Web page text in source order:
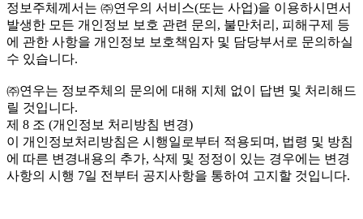
정보주체께서는 ㈜연우의 서비스(또는 사업)을 이용하시면서
발생한 모든 개인정보 보호 관련 문의, 불만처리, 피해구제 등
에 관한 사항을 개인정보 보호책임자 및 담당부서로 문의하실
수 있습니다.
㈜연우는 정보주체의 문의에 대해 지체 없이 답변 및 처리해드
릴 것입니다.
제 8 조 (개인정보 처리방침 변경)
이 개인정보처리방침은 시행일로부터 적용되며, 법령 및 방침
에 따른 변경내용의 추가, 삭제 및 정정이 있는 경우에는 변경
사항의 시행 7일 전부터 공지사항을 통하여 고지할 것입니다.